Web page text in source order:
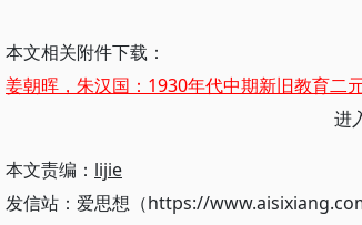
本文相关附件下载：
姜朝晖，朱汉国：1930年代中期新旧教育二
进
本文责编： lijie
发信站：爱思想（https://